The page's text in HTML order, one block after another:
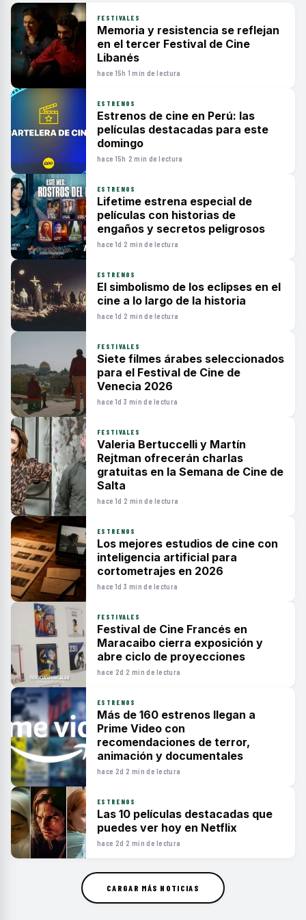
FESTIVALES
Memoria y resistencia se reflejan
en el tercer Festival de Cine
Libanés
hace 15h·1 min de lectura
ESTRENOS
Estrenos de cine en Perú: las
películas destacadas para este
domingo
hace 15h· 2 min de lectura
ESTRENOS
Lifetime estrena especial de
películas con historias de
engaños y secretos peligrosos
hace 1d·2 min de lectura
ESTRENOS
El simbolismo de los eclipses en el
cine a lo largo de la historia
hace 1d·2 min de lectura
FESTIVALES
Siete filmes árabes seleccionados
para el Festival de Cine de
Venecia 2026
hace 1d·3 min de lectura
FESTIVALES
Valeria Bertuccelli y Martín
Rejtman ofrecerán charlas
gratuitas en la Semana de Cine de
Salta
hace 1d·2 min de lectura
ESTRENOS
Los mejores estudios de cine con
inteligencia artificial para
cortometrajes en 2026
hace 1d·3 min de lectura
FESTIVALES
Festival de Cine Francés en
Maracaibo cierra exposición y
abre ciclo de proyecciones
hace 2d·2 min de lectura
ESTRENOS
Más de 160 estrenos llegan a
Prime Video con
recomendaciones de terror,
animación y documentales
hace 2d·2 min de lectura
ESTRENOS
Las 10 películas destacadas que
puedes ver hoy en Netflix
hace 2d·2 min de lectura
CARGAR MÁS NOTICIAS